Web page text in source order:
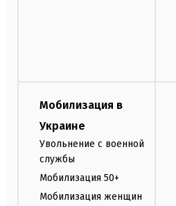
Мобилизация в
Украине
Увольнение с военной
службы
Мобилизация 50+
Мобилизация женщин